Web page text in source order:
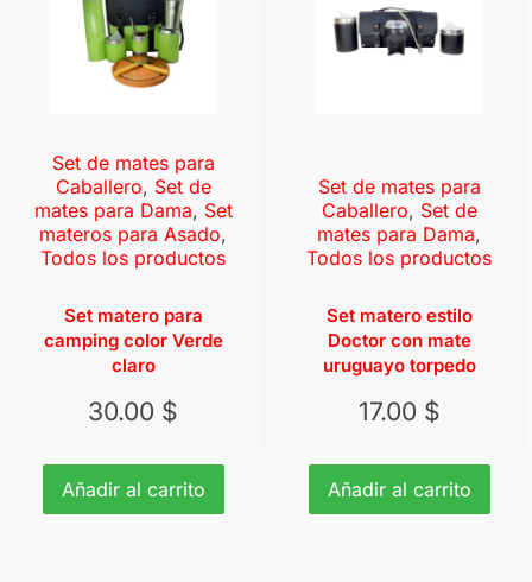
Set de mates para
Caballero, Set de
mates para Dama, Set
materos para Asado,
Todos los productos
Set matero para
camping color Verde
claro
30.00 $
Añadir al carrito
Set de mates para
Caballero, Set de
mates para Dama,
Todos los productos
Set matero estilo
Doctor con mate
uruguayo torpedo
17.00 $
Añadir al carrito